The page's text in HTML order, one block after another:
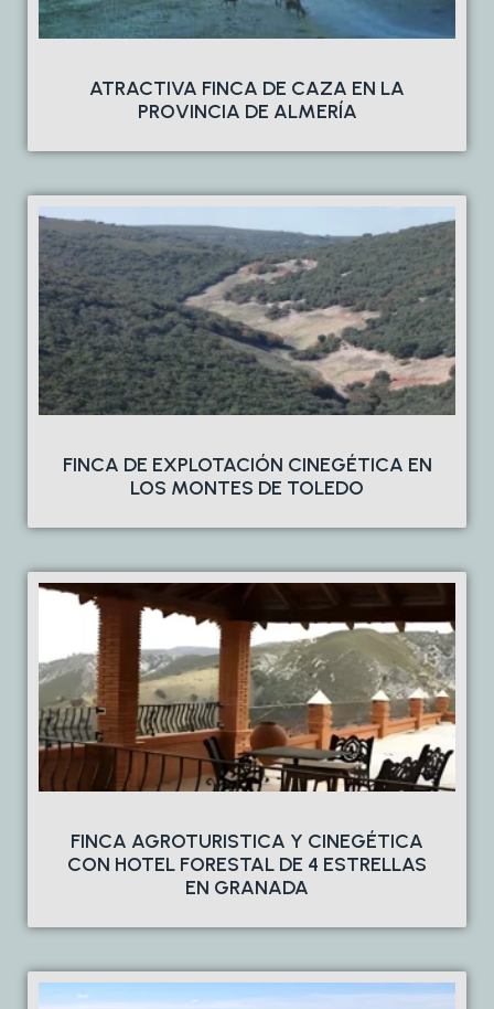
ATRACTIVA FINCA DE CAZA EN LA
PROVINCIA DE ALMERÍA
FINCA DE EXPLOTACIÓN CINEGÉTICA EN
LOS MONTES DE TOLEDO
FINCA AGROTURISTICA Y CINEGÉTICA
CON HOTEL FORESTAL DE 4 ESTRELLAS
EN GRANADA